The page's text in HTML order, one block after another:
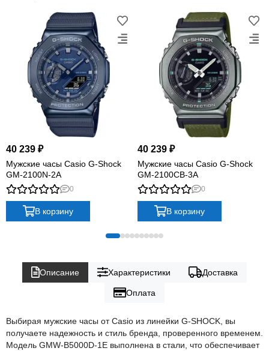
40 239 ₽
Мужские часы Casio G-Shock
GM-2100N-2A
0
В корзину
40 239 ₽
Мужские часы Casio G-Shock
GM-2100CB-3A
0
В корзину
Описание Характеристики Доставка
Оплата
Выбирая мужские часы от Casio из линейки G-SHOCK, вы
получаете надежность и стиль бренда, проверенного временем.
Модель GMW-B5000D-1E выполнена в стали, что обеспечивает